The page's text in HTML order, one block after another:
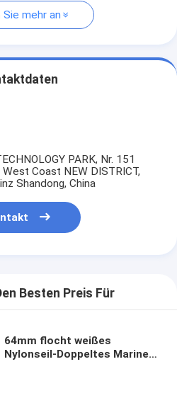
Sie mehr an
PARK, Nr. 151
West Coast NEW DISTRICT,
Shandong, China
Besten Preis Für
64mm flocht weißes
Nylonseil-Doppeltes Marine